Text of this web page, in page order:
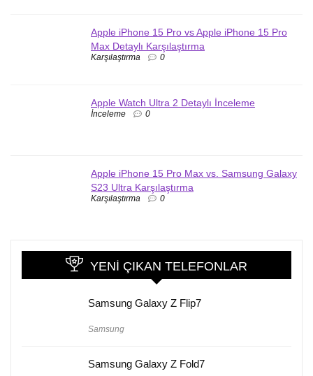
Apple iPhone 15 Pro vs Apple iPhone 15 Pro
Max Detaylı Karşılaştırma
Karşılaştırma 0
Apple Watch Ultra 2 Detaylı İnceleme
İnceleme 0
Apple iPhone 15 Pro Max vs. Samsung Galaxy
S23 Ultra Karşılaştırma
Karşılaştırma 0
YENI ÇIKAN TELEFONLAR
Samsung Galaxy Z Flip7
Samsung
Samsung Galaxy Z Fold7